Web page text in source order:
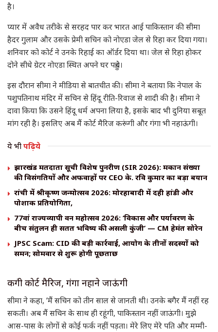
है।
प्‍यार में अवैध तरीके से सरहद पार कर भारत आई पाकिस्‍तान की सीमा
हैदर गुलाम और उसके प्रेमी सचिन को नोएडा जेल से रिहा कर दिया गया।
शनिवार को कोर्ट ने उनके रिहाई का ऑर्डर दिया था। जेल से रिहा होकर
दोने सीधे ग्रेटर नोएडा स्थित अपने घर पहुंचे।
इस दौरान सीमा ने मीडिया से बातचीत की। सीमा ने बताया कि नेपाल के
पशुपतिनाथ मंदिर में सचिन से हिंदू रीति-रिवाज से शादी की है। सीमा ने
दावा किया कि उसने हिंदू धर्म अपना लिया है, इसके बाद भी दुनिया सबूत
मांग रही है। इसलिए अब मैं कोर्ट मैरिज करूंगी और गंगा भी नहाऊंगी।
ये भीपढ़िये
झारखंड मतदाता सूची विशेष पुनरीक्षण (SIR 2026): मकान संख्या
की विसंगतियों और अफवाहों पर CEO के. रवि कुमार का बड़ा बयान
रांची में श्रीकृष्ण जन्मोत्सव 2026: मोरहाबादी में दही हांडी और
पोशाक प्रतियोगिता,
77वां राज्यव्यापी वन महोत्सव 2026: ‘विकास और पर्यावरण के
बीच संतुलन ही सतत भविष्य की असली कुंजी’ — CM हेमंत सोरेन
JPSC Scam: CID की बड़ी कार्रवाई, आयोग के तीनों सदस्यों को
समन; सोमवार से शुरू होगी पूछताछ
करुंगी कोर्ट मैरिज, गंगा नहाने जाऊंगी
सीमा ने कहा, ‘मैं सचिन को तीन साल से जानती थी। उनके बगैर मैं नहीं रह
सकती। अब मैं सचिन के साथ ही रहूंगी, पाकिस्तान नहीं जाऊंगी। मुझे
आस-पास के लोगों से कोई फर्क नहीं पड़ता। मेरे लिए मेरे पति और मम्मी-